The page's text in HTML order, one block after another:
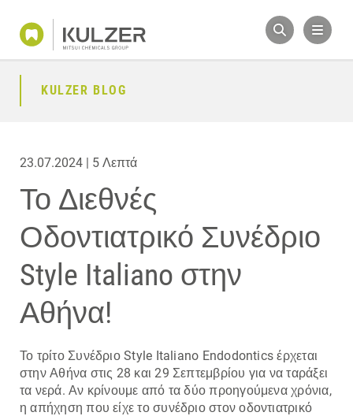
KULZER BLOG
23.07.2024 | 5 Λεπτά
Το Διεθνές
Οδοντιατρικό Συνέδριο
Style Italiano στην
Αθήνα!
Το τρίτο Συνέδριο Style Italiano Endodontics έρχεται
στην Αθήνα στις 28 και 29 Σεπτεμβρίου για να ταράξει
τα νερά. Αν κρίνουμε από τα δύο προηγούμενα χρόνια,
η απήχηση που είχε το συνέδριο στον οδοντιατρικό